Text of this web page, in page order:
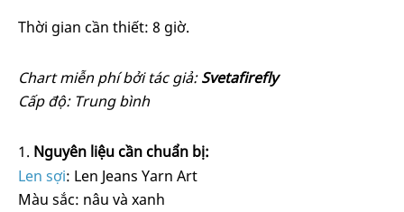
Thời gian cần thiết: 8 giờ.
Chart miễn phí bởi tác giả:Svetafirefly
Cấp độ: Trung bình
Nguyên liệu cần chuẩn bị:
Len sợi: Len Jeans Yarn Art
Màu sắc: nâu và xanh